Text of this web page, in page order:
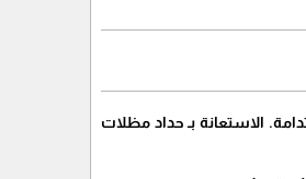
الاستعانة بـ حداد مظلات